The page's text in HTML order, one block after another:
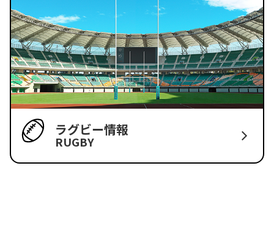
ラグビー情報
RUGBY